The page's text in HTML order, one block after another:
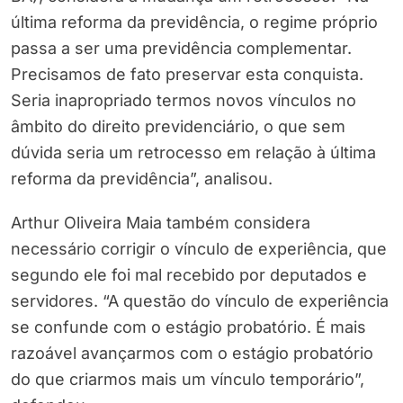
última reforma da previdência, o regime próprio
passa a ser uma previdência complementar.
Precisamos de fato preservar esta conquista.
Seria inapropriado termos novos vínculos no
âmbito do direito previdenciário, o que sem
dúvida seria um retrocesso em relação à última
reforma da previdência”, analisou.
Arthur Oliveira Maia também considera
necessário corrigir o vínculo de experiência, que
segundo ele foi mal recebido por deputados e
servidores. “A questão do vínculo de experiência
se confunde com o estágio probatório. É mais
razoável avançarmos com o estágio probatório
do que criarmos mais um vínculo temporário”,